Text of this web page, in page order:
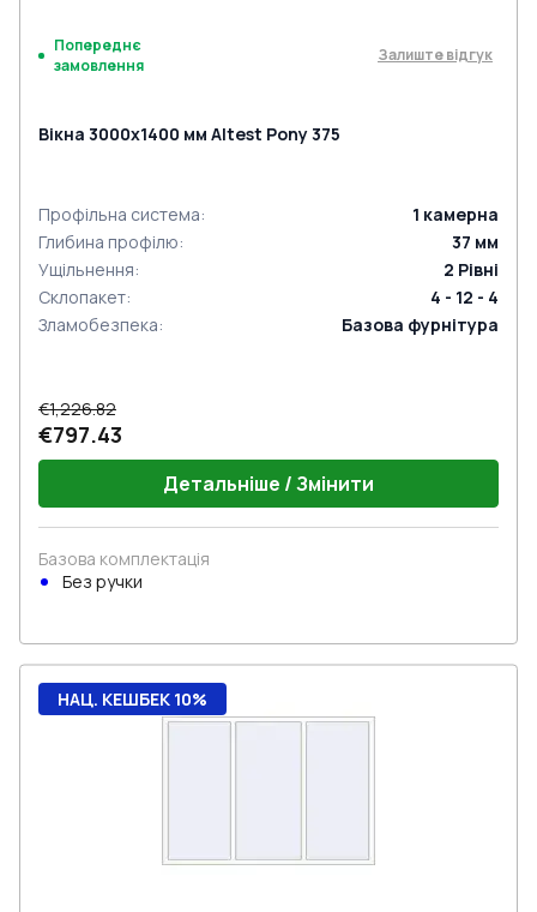
Попереднє
замовлення
Залиште відгук
Вікна 3000x1400 мм Altest Pony 375
Профільна система: 1 камерна
Глибина профілю: 37 мм
Ущільнення: 2 Рівні
Склопакет:
4 - 12 - 4
Зламобезпека: Базова фурнітура
€1,226.82
€797.43
Детальніше / Змінити
Базова комплектація
Без ручки
НАЦ. КЕШБЕК 10%